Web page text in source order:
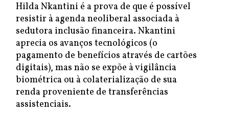
Hilda Nkantini é a prova de que é possível
resistir à agenda neoliberal associada à
sedutora inclusão financeira. Nkantini
aprecia os avanços tecnológicos (o
pagamento de benefícios através de cartões
digitais), mas não se expõe à vigilância
biométrica ou à colaterialização de sua
renda proveniente de transferências
assistenciais.